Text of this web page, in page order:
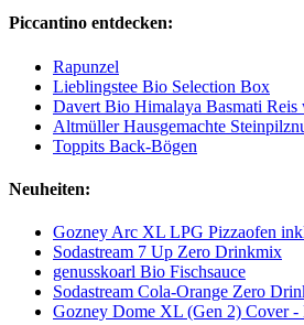
Piccantino entdecken:
Rapunzel
Lieblingstee Bio Selection Box
Davert Bio Himalaya Basmati Reis
Altmüller Hausgemachte
Toppits Back-Bögen
Neuheiten:
Gozney Arc XL LPG Pizzaofen
Sodastream 7 Up Zero Drinkmix
genusskoarl Bio Fischsauce
Sodastream Cola-Orange Zero
Gozney Dome XL (Gen 2) Cover -